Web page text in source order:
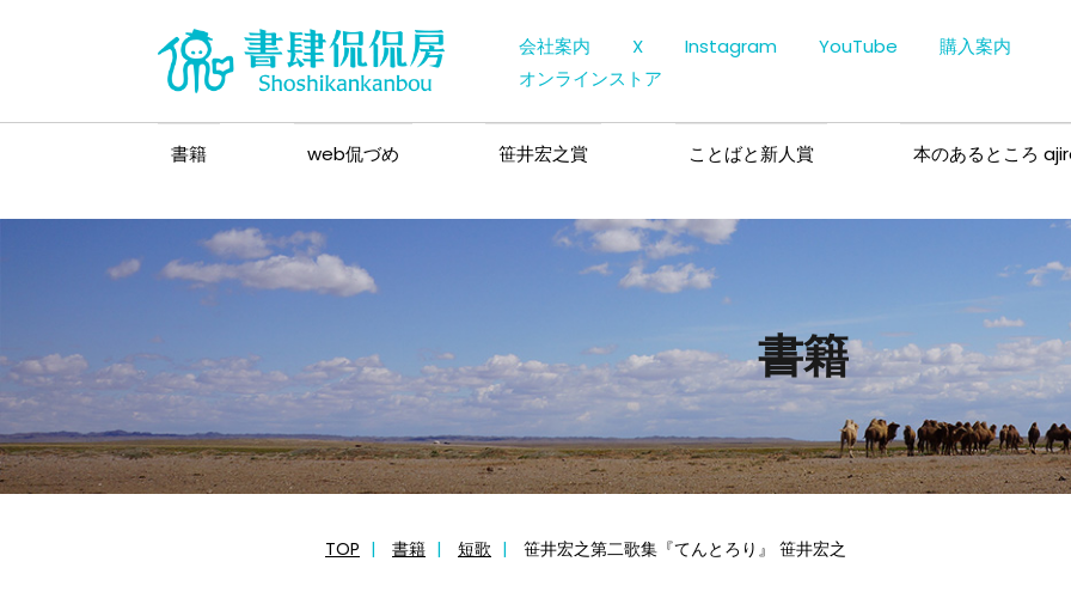
会社案内 X Instagram YouTube
購入案内
オンラインストア
書籍 web侃づめ 笹井宏之賞 ことばと新人賞 本のあるところ
書籍
TOP 書籍 短歌 笹井宏之第二歌集『てんとろり』 笹井宏之